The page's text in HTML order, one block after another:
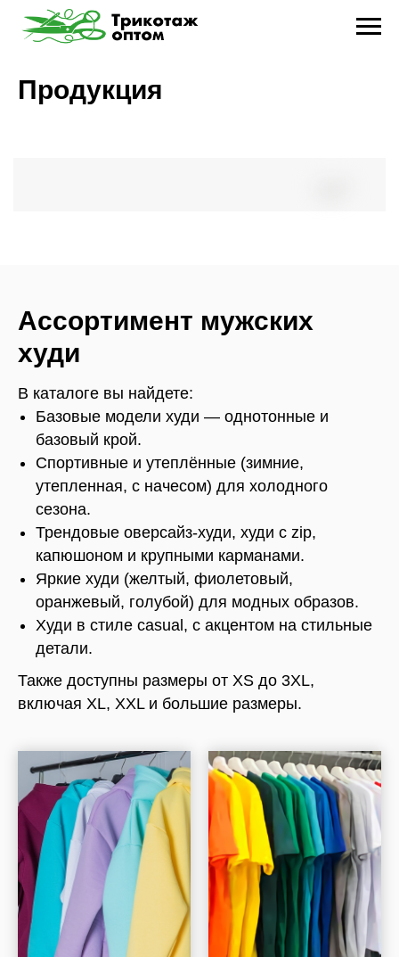
Продукция
Ассортимент мужских
худи
В каталоге вы найдете:
Базовые модели худи — однотонные и
базовый крой.
Спортивные и утеплённые (зимние,
утепленная, с начесом) для холодного
сезона.
Трендовые оверсайз-худи, худи с zip,
капюшоном и крупными карманами.
Яркие худи (желтый, фиолетовый,
оранжевый, голубой) для модных образов.
Худи в стиле casual, с акцентом на стильные
детали.
Также доступны размеры от XS до 3XL,
включая XL, XXL и большие размеры.